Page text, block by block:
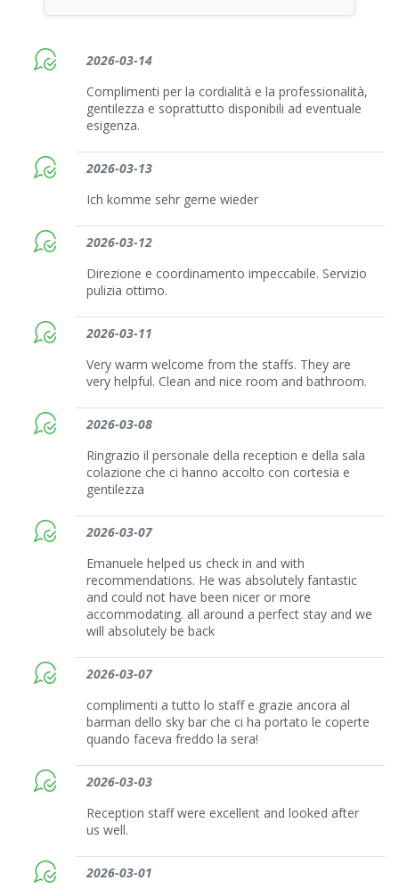
2026-03-14
Complimenti per la cordialità e la professionalità,
gentilezza e soprattutto disponibili ad eventuale
esigenza.
2026-03-13
Ich komme sehr gerne wieder
2026-03-12
Direzione e coordinamento impeccabile. Servizio
pulizia ottimo.
2026-03-11
Very warm welcome from the staffs. They are
very helpful. Clean and nice room and bathroom.
2026-03-08
Ringrazio il personale della reception e della sala
colazione che ci hanno accolto con cortesia e
gentilezza
2026-03-07
Emanuele helped us check in and with
recommendations. He was absolutely fantastic
and could not have been nicer or more
accommodating. all around a perfect stay and we
will absolutely be back
2026-03-07
complimenti a tutto lo staff e grazie ancora al
barman dello sky bar che ci ha portato le coperte
quando faceva freddo la sera!
2026-03-03
Reception staff were excellent and looked after
us well.
2026-03-01